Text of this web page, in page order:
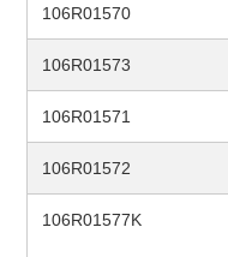
106R01570
106R01573
106R01571
106R01572
106R01577K